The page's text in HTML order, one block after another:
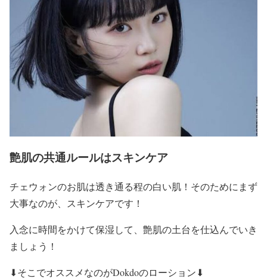
艶肌の共通ルールはスキンケア
チェウォンのお肌は透き通る程の白い肌 ！そのためにまず
大事なのが、 スキンケアです！
入念に時間をかけて保湿して、 艶肌の土台を仕込んでいき
ましょう！
⬇︎そこでオススメなのがDokdoのローション⬇︎